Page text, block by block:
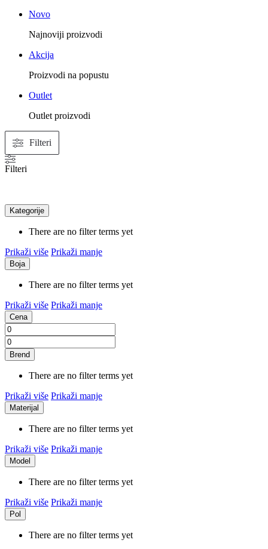
Novo
Najnoviji proizvodi
Akcija
Proizvodi na popustu
Outlet
Outlet proizvodi
Filteri
Filteri
Kategorije
There are no filter terms yet
Prikaži više Prikaži manje
Boja
There are no filter terms yet
Prikaži više Prikaži manje
Cena
Brend
There are no filter terms yet
Prikaži više Prikaži manje
Materijal
There are no filter terms yet
Prikaži više Prikaži manje
Model
There are no filter terms yet
Prikaži više Prikaži manje
Pol
There are no filter terms yet